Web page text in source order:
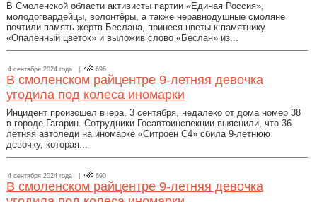
В Смоленской области активисты партии «Единая Россия»,
молодогвардейцы, волонтёры, а также неравнодушные смоляне
почтили память жертв Беслана, принеся цветы к памятнику
«Опалённый цветок» и выложив слово «Беслан» из...
4 сентября 2024 года | 696
В смоленском райцентре 9-летняя девочка
угодила под колеса иномарки
Инцидент произошел вчера, 3 сентября, недалеко от дома номер 38
в городе Гагарин. Сотрудники Госавтоинспекции выяснили, что 36-
летняя автоледи на иномарке «Ситроен С4» сбила 9-летнюю
девочку, которая...
4 сентября 2024 года | 690
В смоленском райцентре 9-летняя девочка